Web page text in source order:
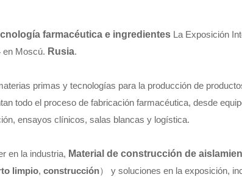
farmacéutica e ingredientesLa Exposición
en Moscú. Rusia.
primas y tecnologías para la producción de
todo el proceso de fabricación farmacéutica, desde
ensayos clínicos, salas blancas y logística.
en la industria, Material de construcción de
limpio, construcción） y soluciones en la exposición,